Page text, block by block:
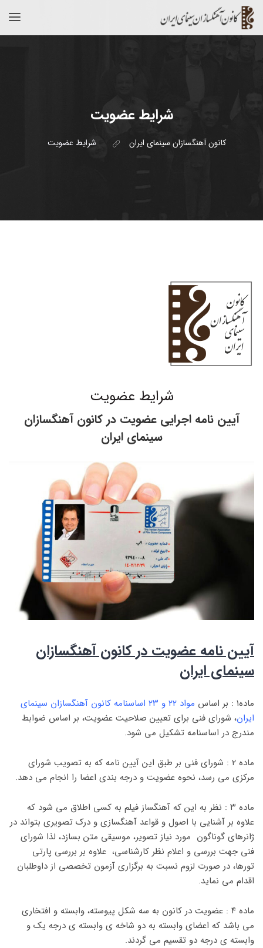
شرایط عضویت
کانون آهنگسازان سینمای ایران شرایط عضویت
شرایط عضویت
آیین نامه اجرایی عضویت در کانون آهنگسازان
سینمای ایران
آیین نامه عضویت در کانون آهنگسازان
سینمای ایران
ماده۱ : بر اساس
مواد ۲۲ و ۲۳ اساسنامه کانون آهنگسازان سینمای
ایران، شورای فنی برای تعیین صلاحیت عضویت، بر اساس ضوابط
مندرج در اساسنامه تشکیل می شود.
ماده ۲ : شورای فنی بر طبق این آیین نامه که به تصویب شورای
مرکزی می رسد، نحوه عضویت و درجه بندی اعضا را انجام می دهد.
ماده ۳ : نظر به این که آهنگساز فیلم به کسی اطلاق می شود که
علاوه بر آشنایی با اصول و قواعد آهنگسازی و درک تصویری بتواند در
ژانرهای گوناگون مورد نیاز تصویر، موسیقی متن بسازد، لذا شورای
فنی جهت بررسی و اعلام نظر کارشناسی، علاوه بر بررسی پارتی
تورها، در صورت لزوم نسبت به برگزاری آزمون تخصصی از داوطلبان
اقدام می نماید.
ماده ۴ : عضویت در کانون به سه شکل پیوسته، وابسته و افتخاری
می باشد که اعضای وابسته به دو شاخه ی وابسته ی درجه یک و
وابسته ی درجه دو تقسیم می گردند.